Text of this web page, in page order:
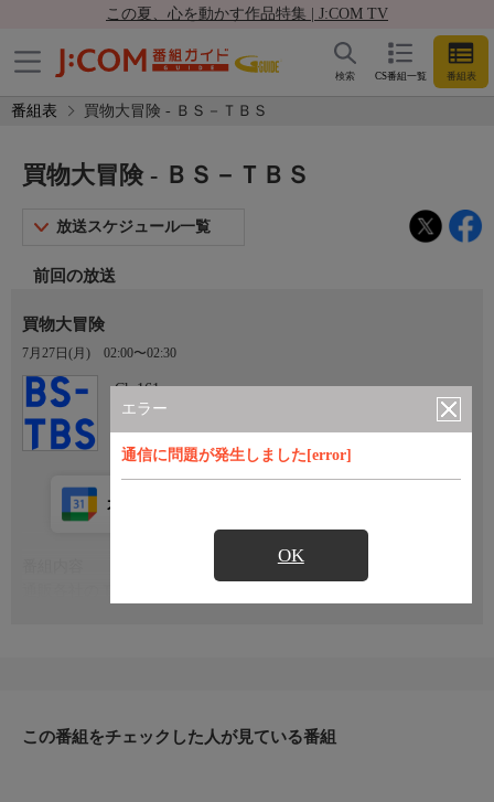
この夏、心を動かす作品特集 | J:COM TV
CS番組一覧 番組表
検索
番組表 買物大冒険 - ＢＳ－ＴＢＳ
エラー
通信に問題が発生しました[error]
OK
買物大冒険 - ＢＳ－ＴＢＳ
放送スケジュール一覧
前回の放送
買物大冒険
7月27日(月) 02:00〜02:30
Ch.161
ＢＳ－ＴＢＳ
カレンダー登録
この番組をチェックした人が見ている番組